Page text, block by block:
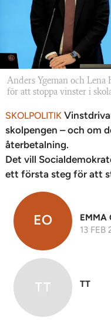
Anders Ygeman och Lena
för att stoppa vinster i
SKOLPOLITIK
skolpengen – och om
återbetalning.
Det vill
ett första steg för att
EO
EMMA
13 FEB
TT